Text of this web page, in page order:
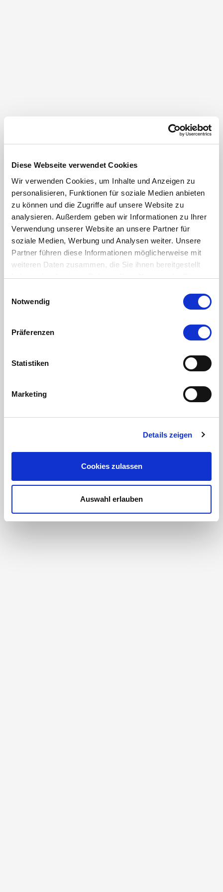
Diese Webseite verwendet Cookies
Wir verwenden Cookies, um Inhalte und Anzeigen zu
personalisieren, Funktionen für soziale Medien anbieten
zu können und die Zugriffe auf unsere Website zu
analysieren. Außerdem geben wir Informationen zu Ihrer
Verwendung unserer Website an unsere Partner für
soziale Medien, Werbung und Analysen weiter. Unsere
Partner führen diese Informationen möglicherweise mit
weiteren Daten zusammen, die Sie ihnen bereitgestellt
haben oder die sie im Rahmen Ihrer Nutzung der Dienste
Notwendig
Präferenzen
Statistiken
Marketing
Details zeigen
Cookies zulassen
Auswahl erlauben